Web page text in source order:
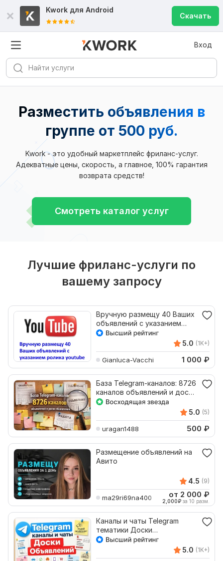
Kwork для Android
Скачать
Вход
Разместить объявления в
группе от 500 руб.
Kwork - это удобный маркетплейс фриланс-услуг.
Адекватные цены, скорость, а главное, 100% гарантия
возврата средств!
Смотреть каталог услуг
Лучшие фриланс-услуги по
вашему запросу
Вручную размещу 40 Ваших
объявлений с указанием
ролика youtube
5.0 (1K+)
Gianluca-Vacchi 1 000 ₽
База Telegram-каналов: 8726
каналов объявлений и досок
объявлений
5.0 (5)
uragan1488 500 ₽
Размещение объявлений на
Авито
4.5 (9)
ma29ri69na400 от 2 000 ₽
2,000₽ за 10 разм.
Каналы и чаты Telegram
тематики Доски
Объявлений. База 8000 шт
5.0 (1K+)